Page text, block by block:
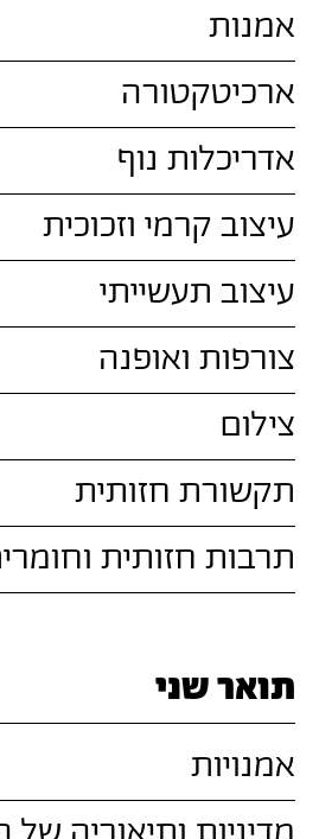
אמנות
ארכיטקטורה
אדריכלות נוף
עיצוב קרמי וזכוכית
עיצוב תעשייתי
צורפות ואופנה
צילום
תקשורת חזותית
תרבות חזותית
תואר שני
אמנויות